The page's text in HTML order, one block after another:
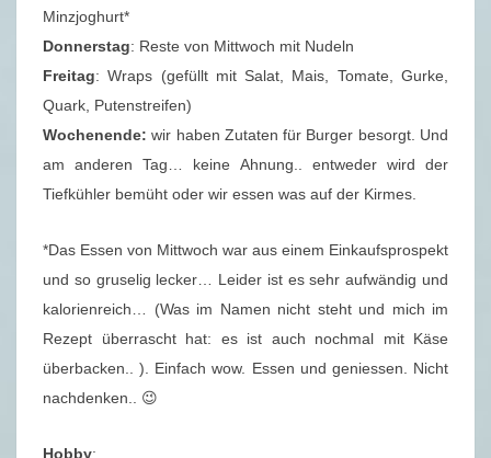
Minzjoghurt*
Donnerstag: Reste von Mittwoch mit Nudeln
Freitag: Wraps (gefüllt mit Salat, Mais, Tomate, Gurke,
Quark, Putenstreifen)
Wochenende:wir haben Zutaten für Burger besorgt. Und
am anderen Tag… keine Ahnung.. entweder wird der
Tiefkühler bemüht oder wir essen was auf der Kirmes.
*Das Essen von Mittwoch war aus einem Einkaufsprospekt
und so gruselig lecker… Leider ist es sehr aufwändig und
kalorienreich… (Was im Namen nicht steht und mich im
Rezept überrascht hat: es ist auch nochmal mit Käse
überbacken.. ). Einfach wow. Essen und geniessen. Nicht
nachdenken.. 😉
Hobby: